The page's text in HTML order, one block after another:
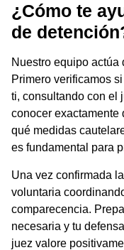
¿Cómo te
de
Nuestro equipo actúa
Primero verificamos
ti, consultando con el
conocer exactamente
qué medidas
es fundamental para
Una vez confirmada
voluntaria
comparecencia.
necesaria y tu
juez valore